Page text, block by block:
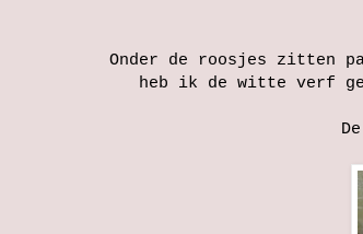
Onder de roosjes zitten
heb ik de witte verf